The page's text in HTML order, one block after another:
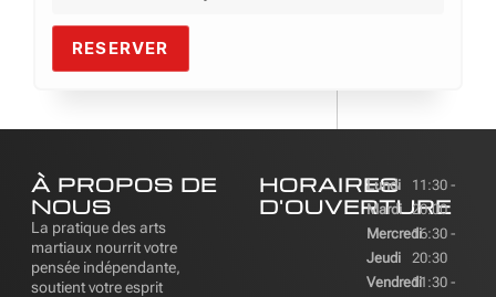
RESERVER
À PROPOS DE
NOUS
La pratique des arts
martiaux nourrit votre
pensée indépendante,
soutient votre esprit
HORAIRES
D'OUVERTURE
Lundi
Mardi
Mercredi
Jeudi
Vendredi
11:30 -
20:00
16:30 -
20:30
11:30 -